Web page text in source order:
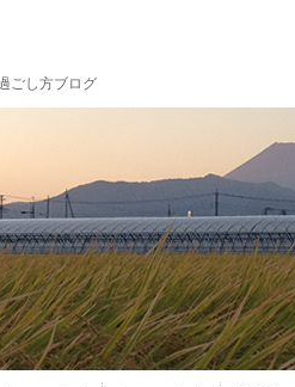
ごし方ブログ